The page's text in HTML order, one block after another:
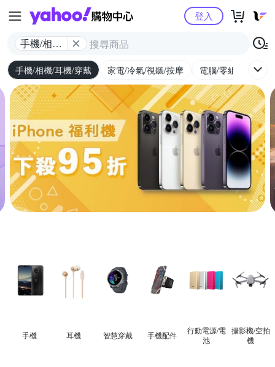
Yahoo購物中心
手機/相機/
耳機/穿戴
登入
手機/相機/耳機/穿戴 家電/冷氣/視聽/按摩 電腦/零組件/週邊/
手機 耳機 智慧穿戴 手機配件
行動電源/電
池
攝影機/空拍
機